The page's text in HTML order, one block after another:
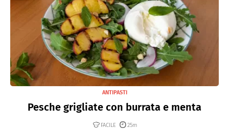
ANTIPASTI
Pesche grigliate con burrata e menta
FACILE 25m